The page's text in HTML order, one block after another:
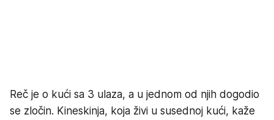
Reč je o kući sa 3 ulaza, a u jednom od njih dogodio
se zločin. Kineskinja, koja živi u susednoj kući, kaže